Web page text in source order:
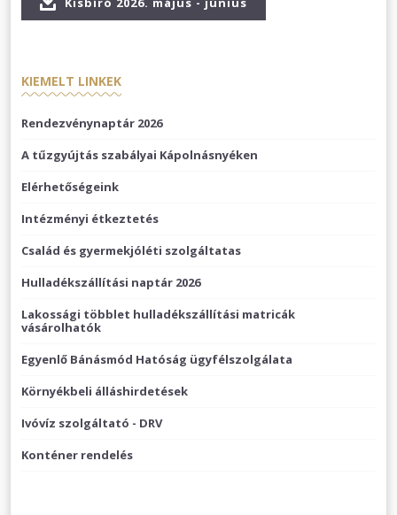
KIEMELT LINKEK
Rendezvénynaptár 2026
A tűzgyújtás szabályai Kápolnásnyéken
Elérhetőségeink
Intézményi étkeztetés
Család és gyermekjóléti szolgáltatas
Hulladékszállítási naptár 2026
Lakossági többlet hulladékszállítási matricák
vásárolhatók
Egyenlő Bánásmód Hatóság ügyfélszolgálata
Környékbeli álláshirdetések
Ivóvíz szolgáltató - DRV
Konténer rendelés